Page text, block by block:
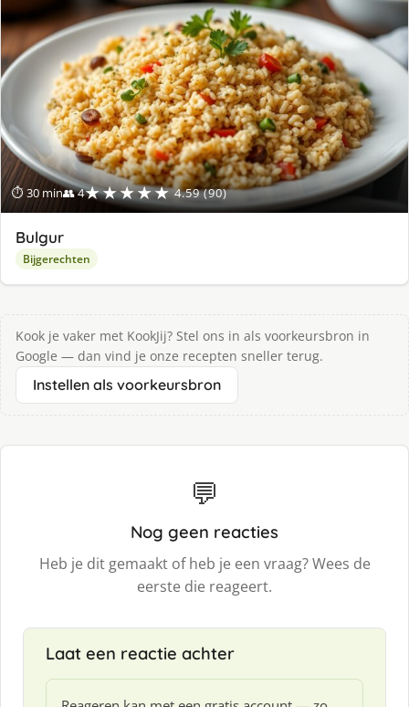
⏱ 30 min👥 4★★★★★ 4.59 (90)
Bulgur
Bijgerechten
Kook je vaker met KookJij? Stel ons in als voorkeursbron in
Google — dan vind je onze recepten sneller terug.
Instellen als voorkeursbron
💬
Nog geen reacties
Heb je dit gemaakt of heb je een vraag? Wees de
eerste die reageert.
Laat een reactie achter